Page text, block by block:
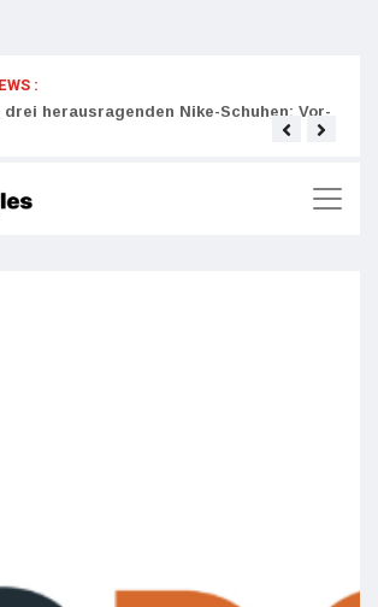
:
herausragenden Nike-Schuhen: Vor-